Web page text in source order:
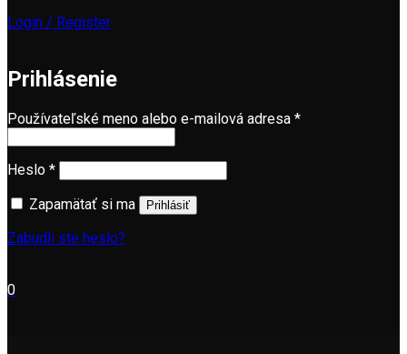
Login / Register
Prihlásenie
Používateľské meno alebo e-mailová adresa *
Heslo *
Zapamätať si ma
Prihlásiť
Zabudli ste heslo?
0